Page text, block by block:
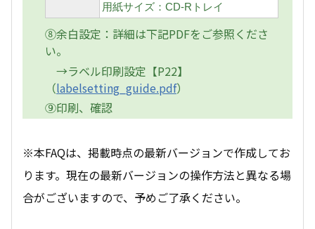
用紙サイズ：CD-Rトレイ
⑧余白設定：詳細は下記PDFをご参照くださ
い。
→ラベル印刷設定【P22】
（labelsetting_guide.pdf）
⑨印刷、確認
※本FAQは、掲載時点の最新バージョンで作成してお
ります。現在の最新バージョンの操作方法と異なる場
合がございますので、予めご了承ください。